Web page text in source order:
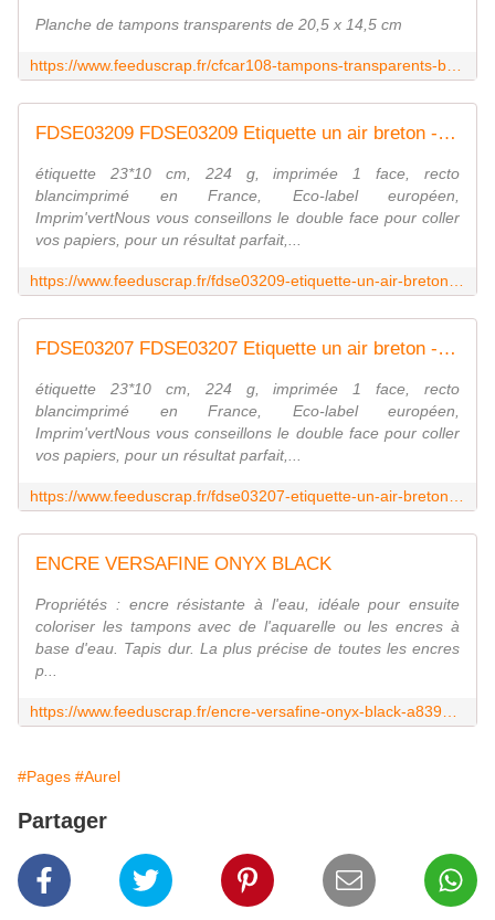
Planche de tampons transparents de 20,5 x 14,5 cm
FDSE03209 FDSE03209 Etiquette un air breton - hexagones avec écriture FEE DU SCRAP
étiquette 23*10 cm, 224 g, imprimée 1 face, recto
blancimprimé en France, Eco-label européen,
Imprim'vertNous vous conseillons le double face pour coller
vos papiers, pour un résultat parfait,...
FDSE03207 FDSE03207 Etiquette un air breton - frises FEE DU SCRAP
étiquette 23*10 cm, 224 g, imprimée 1 face, recto
blancimprimé en France, Eco-label européen,
Imprim'vertNous vous conseillons le double face pour coller
vos papiers, pour un résultat parfait,...
ENCRE VERSAFINE ONYX BLACK
Propriétés : encre résistante à l'eau, idéale pour ensuite
coloriser les tampons avec de l'aquarelle ou les encres à
base d'eau. Tapis dur. La plus précise de toutes les encres
p...
#Pages #Aurel
Partager